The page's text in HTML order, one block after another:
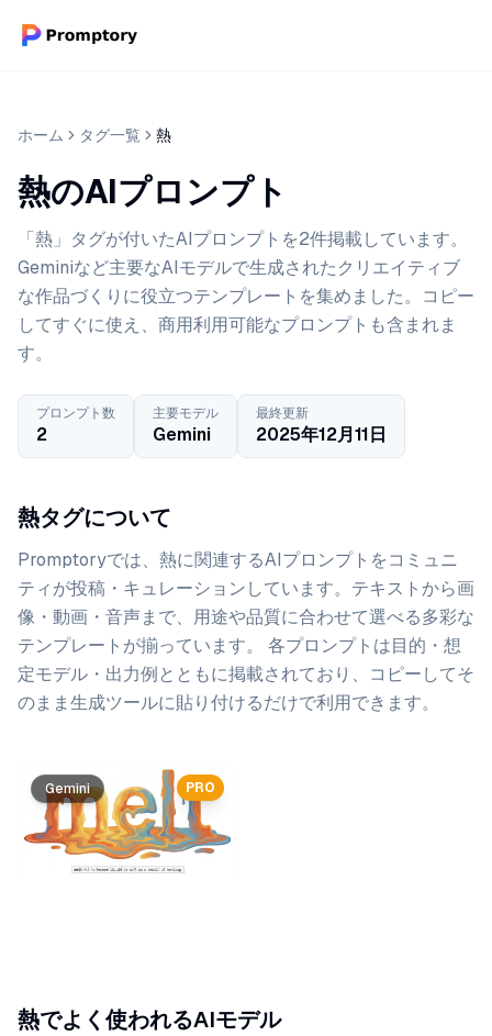
ホーム タグ一覧 熱
熱のAIプロンプト
「熱」タグが付いたAIプロンプトを2件掲載しています。
Geminiなど主要なAIモデルで生成されたクリエイティブ
な作品づくりに役立つテンプレートを集めました。コピー
してすぐに使え、商用利用可能なプロンプトも含まれま
す。
プロンプト数
2
主要モデル
Gemini
最終更新
2025年12月11日
熱タグについて
Promptoryでは、 熱に関連するAIプロンプトをコミュニ
ティが投稿・キュレーションしています。 テキストから画
像・動画・音声まで、用途や品質に合わせて選べる多彩な
テンプレートが揃っています。 各プロンプトは目的・想
定モデル・出力例とともに掲載されており、コピーしてそ
のまま生成ツールに貼り付けるだけで利用できます。
プロンプト一覧
PRO
Gemini
熱でよく使われるAIモデル